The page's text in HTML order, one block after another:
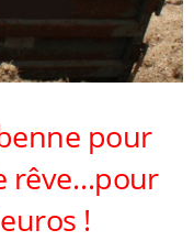
pour
rêve…pour
!